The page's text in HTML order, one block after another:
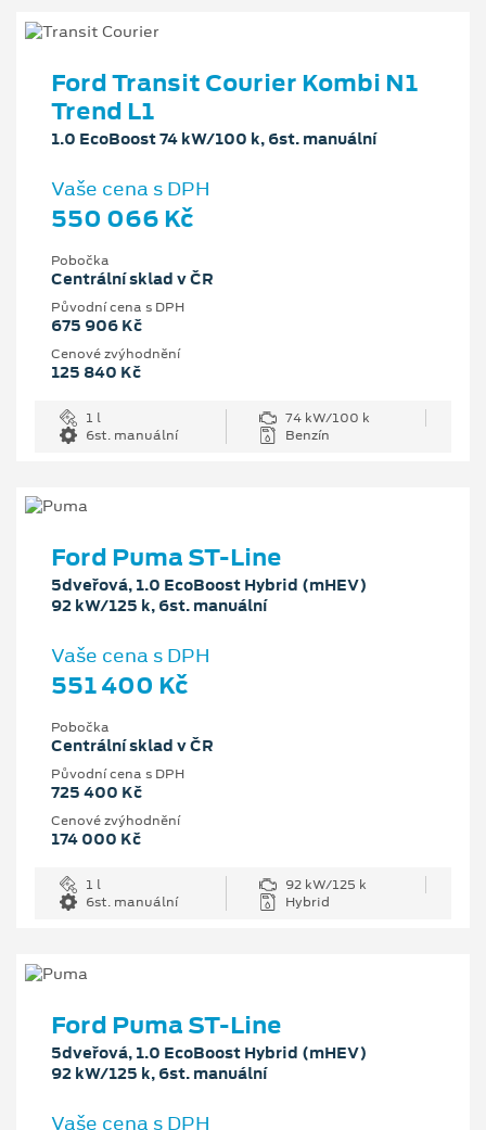
Ford Transit Courier Kombi N1
Trend L1
1.0 EcoBoost 74 kW/100 k, 6st. manuální
Vaše cena s DPH
550 066 Kč
Pobočka
Centrální sklad v ČR
Původní cena s DPH
675 906 Kč
Cenové zvýhodnění
125 840 Kč
1 l
74 kW/100 k
6st. manuální
Benzín
Ford Puma ST-Line
5dveřová, 1.0 EcoBoost Hybrid (mHEV)
92 kW/125 k, 6st. manuální
Vaše cena s DPH
551 400 Kč
Pobočka
Centrální sklad v ČR
Původní cena s DPH
725 400 Kč
Cenové zvýhodnění
174 000 Kč
1 l
92 kW/125 k
6st. manuální
Hybrid
Ford Puma ST-Line
5dveřová, 1.0 EcoBoost Hybrid (mHEV)
92 kW/125 k, 6st. manuální
Vaše cena s DPH